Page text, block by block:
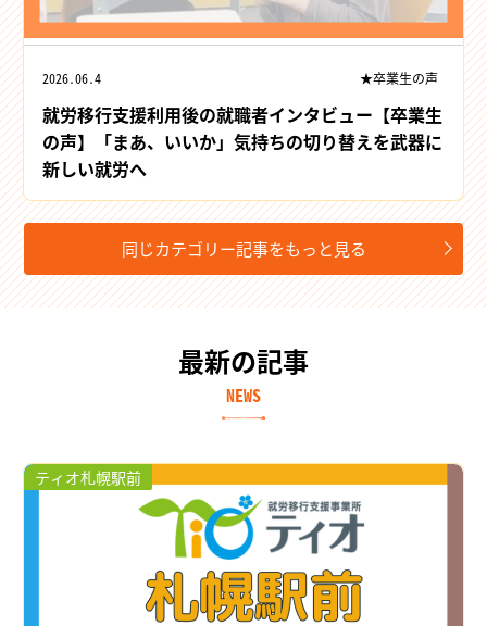
2026.06.4 ★卒業生の声
就労移行支援利用後の就職者インタビュー【卒業生
の声】「まあ、いいか」気持ちの切り替えを武器に
新しい就労へ
同じカテゴリー記事をもっと見る
最新の記事
NEWS
ティオ札幌駅前